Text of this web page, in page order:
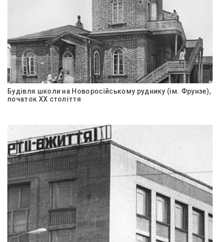
Будівля школи на Новоросійському руднику (ім. Фрунзе),
початок ХХ століття